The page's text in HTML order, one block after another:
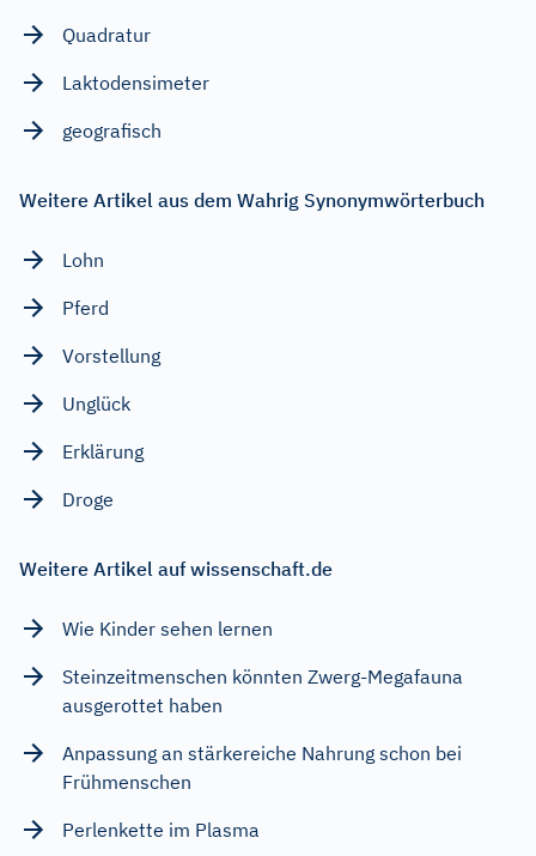
Quadratur
Laktodensimeter
geografisch
Weitere Artikel aus dem Wahrig Synonymwörterbuch
Lohn
Pferd
Vorstellung
Unglück
Erklärung
Droge
Weitere Artikel auf wissenschaft.de
Wie Kinder sehen lernen
Steinzeitmenschen könnten Zwerg-Megafauna
ausgerottet haben
Anpassung an stärkereiche Nahrung schon bei
Frühmenschen
Perlenkette im Plasma